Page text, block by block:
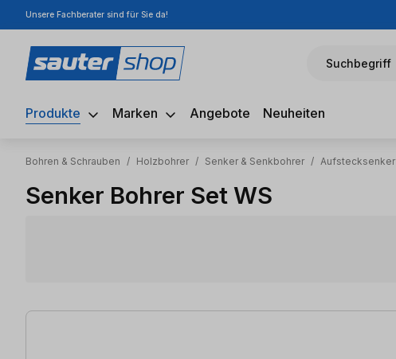
Hauptinhalt springen
Zur Suche springen
Zur Hauptnavigation springen
Unsere Fachberater sind für Sie da!
Suchbegriff
Produkte Marken Angebote Neuheiten
Bohren & Schrauben / Holzbohrer / Senker & Senkbohrer / Aufstecksenker
Senker Bohrer Set WS
7 Artikel gefunden